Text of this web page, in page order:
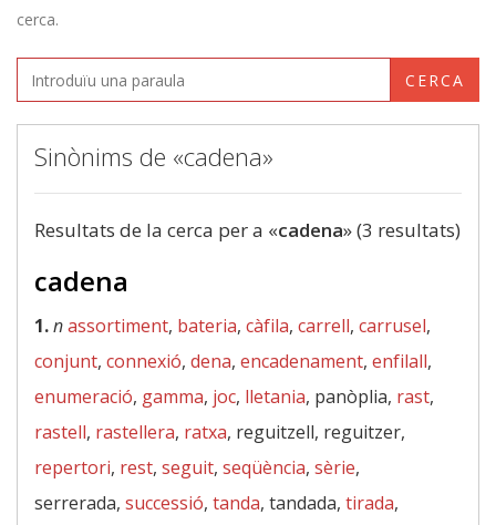
cerca.
CERCA
Sinònims de «cadena»
Resultats de la cerca per a «cadena» (3 resultats)
cadena
1.nassortiment, bateria, càfila, carrell, carrusel,
conjunt, connexió, dena, encadenament, enfilall,
enumeració, gamma, joc, lletania, panòplia, rast,
rastell, rastellera, ratxa, reguitzell, reguitzer,
repertori, rest, seguit, seqüència, sèrie,
serrerada, successió, tanda, tandada, tirada,